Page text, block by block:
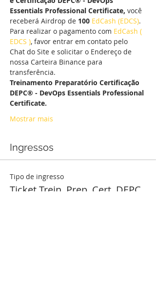
Essentials Professional Certificate, você
receberá Airdrop de 100 EdCash (EDCS).
Para realizar o pagamento com EdCash (
EDCS ), favor entrar em contato pelo
Chat do Site e solicitar o Endereço de
nossa Carteira Binance para
transferência.
Treinamento Preparatório Certificação
DEPC® - DevOps Essentials Professional
Certificate.
Mostrar mais
Ingressos
Tipo de ingresso
Ticket Trein. Prep. Cert. DEPC